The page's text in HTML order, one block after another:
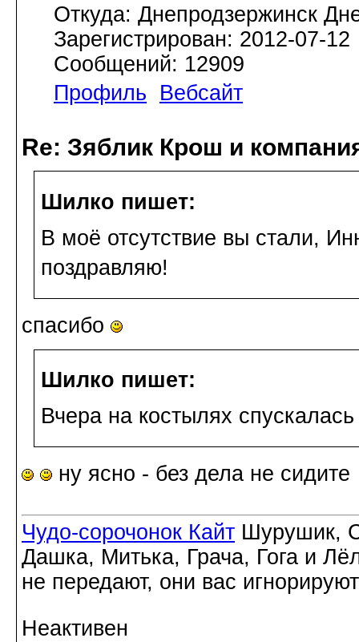
Откуда: Днепродзержинск
Зарегистрирован: 2012-07-12
Сообщений: 12909
Профиль
Вебсайт
Re: Зяблик Крош и
Шилко пишет:
В моё отсутствие вы стали,
поздравляю!
спасибо
Шилко пишет:
Вчера на костылях
ну ясно - без дела не сидите
Чудо-сорочонок Кайт Шурушик,
Дашка, Митька, Грача, Гога и
не передают, они вас игнорируют
Неактивен